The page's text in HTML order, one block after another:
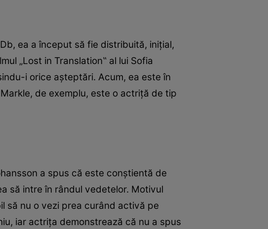
ea a început să fie distribuită, iniţial,
„Lost in Translation‟ al lui Sofia
i orice aşteptări. Acum, ea este în
de exemplu, este o actriţă de tip
a spus că este conştientă de
să intre în rândul vedetelor. Motivul
să nu o vezi prea curând activă pe
iar actriţa demonstrează că nu a spus